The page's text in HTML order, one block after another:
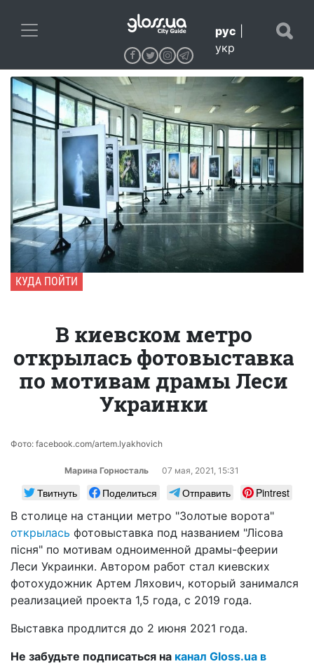
рус
укр
КУДА ПОЙТИ
В киевском метро
открылась фотовыставка
по мотивам драмы Леси
Украинки
Фото: facebook.com/artem.lyakhovich
Марина Горносталь 07 мая, 2021, 15:31
Твитнуть Поделиться Отправить
Pintrest
В столице на станции метро "Золотые ворота"
открылась фотовыставка под названием "Лісова
пісня" по мотивам одноименной драмы-феерии
Леси Украинки. Автором работ стал киевских
фотохудожник Артем Ляхович, который занимался
реализацией проекта 1,5 года, с 2019 года.
Выставка продлится до 2 июня 2021 года.
Не забудьте подписаться на канал Gloss.ua в